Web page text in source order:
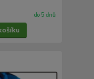
do 5 dnů